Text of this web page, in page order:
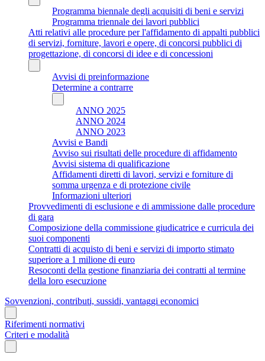
Programma biennale degli acquisiti di beni e servizi
Programma triennale dei lavori pubblici
Atti relativi alle procedure per l'affidamento di appalti pubblici
di servizi, forniture, lavori e opere, di concorsi pubblici di
progettazione, di concorsi di idee e di concessioni
Avvisi di preinformazione
Determine a contrarre
ANNO 2025
ANNO 2024
ANNO 2023
Avvisi e Bandi
Avviso sui risultati delle procedure di affidamento
Avvisi sistema di qualificazione
Affidamenti diretti di lavori, servizi e forniture di
somma urgenza e di protezione civile
Informazioni ulteriori
Provvedimenti di esclusione e di ammissione dalle procedure
di gara
Composizione della commissione giudicatrice e curricula dei
suoi componenti
Contratti di acquisto di beni e servizi di importo stimato
superiore a 1 milione di euro
Resoconti della gestione finanziaria dei contratti al termine
della loro esecuzione
Sovvenzioni, contributi, sussidi, vantaggi economici
Riferimenti normativi
Criteri e modalità